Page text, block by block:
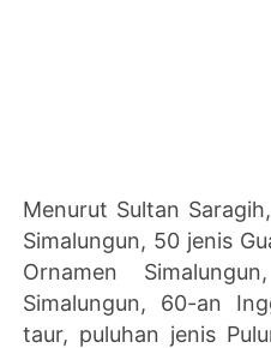
Menurut Sultan
Simalungun, 50 jenis
Ornamen
Simalungun, 60-an
taur, puluhan jenis